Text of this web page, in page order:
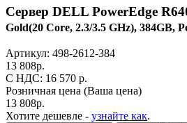
Сервер DELL PowerEdge
Gold(20 Core, 2.3/3.5 GHz), 384GB,
Артикул: 498-2612-384
13 808р.
C НДС: 16 570 р.
Розничная цена (Ваша цена)
13 808р.
Хотите дешевле - узнайте как.